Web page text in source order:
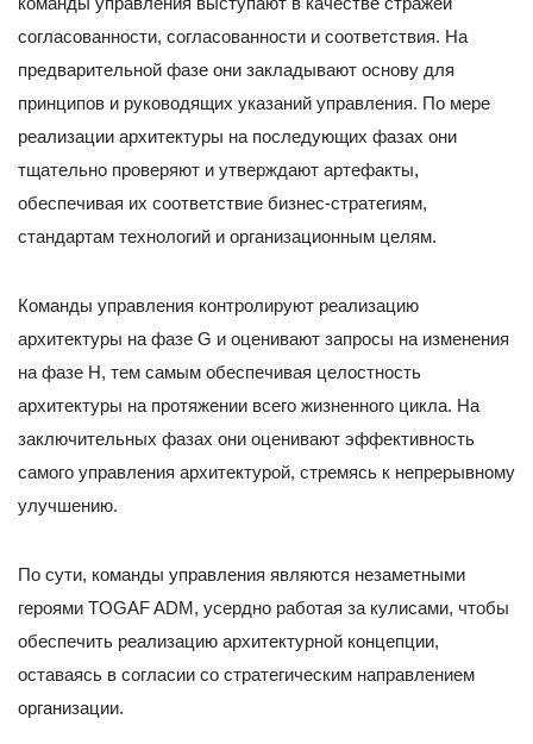
согласованности, согласованности и соответствия. На
предварительной фазе они закладывают основу для
принципов и руководящих указаний управления. По мере
реализации архитектуры на последующих фазах они
тщательно проверяют и утверждают артефакты,
обеспечивая их соответствие бизнес-стратегиям,
стандартам технологий и организационным целям.
Команды управления контролируют реализацию
архитектуры на фазе G и оценивают запросы на изменения
на фазе H, тем самым обеспечивая целостность
архитектуры на протяжении всего жизненного цикла. На
заключительных фазах они оценивают эффективность
самого управления архитектурой, стремясь к непрерывному
улучшению.
По сути, команды управления являются незаметными
героями TOGAF ADM, усердно работая за кулисами, чтобы
обеспечить реализацию архитектурной концепции,
оставаясь в согласии со стратегическим направлением
организации.